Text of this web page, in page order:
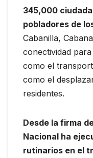
345,000
pobladores de
Cabanilla,
conectividad
como el
como el
residentes.
Desde la firma
Nacional ha
rutinarios en el